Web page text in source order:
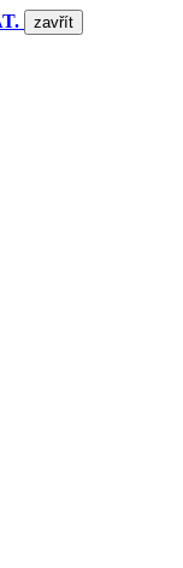
zavřít